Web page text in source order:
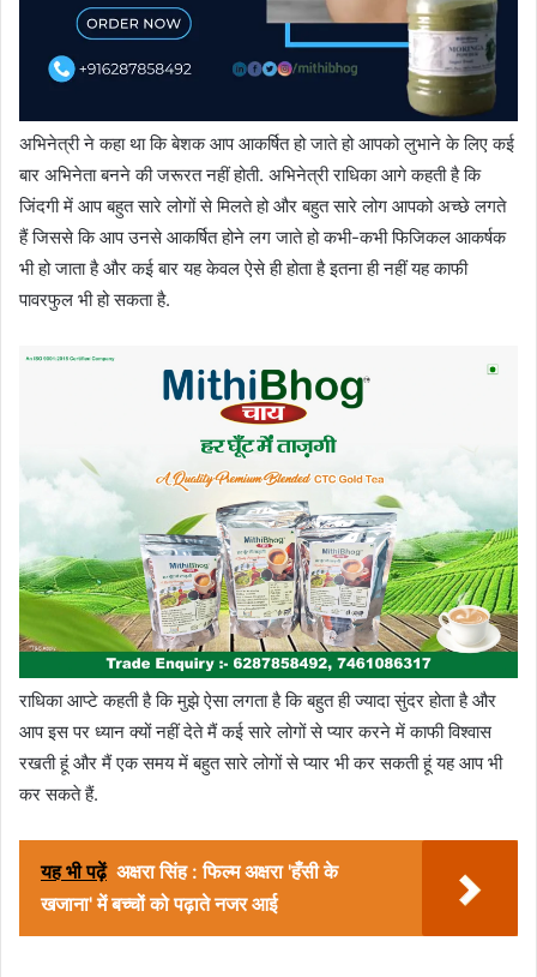
अभिनेत्री ने कहा था कि बेशक आप आकर्षित हो जाते हो आपको लुभाने के लिए कई
बार अभिनेता बनने की जरूरत नहीं होती. अभिनेत्री राधिका आगे कहती है कि
जिंदगी में आप बहुत सारे लोगों से मिलते हो और बहुत सारे लोग आपको अच्छे लगते
हैं जिससे कि आप उनसे आकर्षित होने लग जाते हो कभी-कभी फिजिकल आकर्षक
भी हो जाता है और कई बार यह केवल ऐसे ही होता है इतना ही नहीं यह काफी
पावरफुल भी हो सकता है.
राधिका आप्टे कहती है कि मुझे ऐसा लगता है कि बहुत ही ज्यादा सुंदर होता है और
आप इस पर ध्यान क्यों नहीं देते मैं कई सारे लोगों से प्यार करने में काफी विश्वास
रखती हूं और मैं एक समय में बहुत सारे लोगों से प्यार भी कर सकती हूं यह आप भी
कर सकते हैं.
यह भी पढ़ें अक्षरा सिंह : फिल्म अक्षरा 'हँसी के
खजाना' में बच्चों को पढ़ाते नजर आई